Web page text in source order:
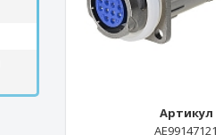
Артикул
AE99147121